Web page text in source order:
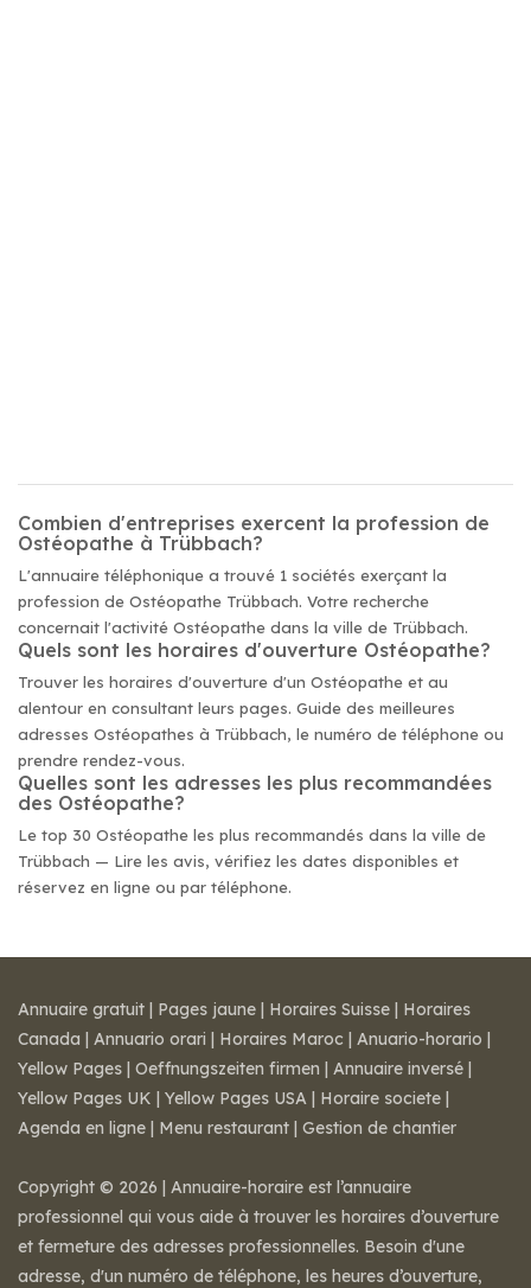
Combien d'entreprises exercent la profession de
Ostéopathe à Trübbach?
L'annuaire téléphonique a trouvé 1 sociétés exerçant la
profession de Ostéopathe Trübbach. Votre recherche
concernait l'activité Ostéopathe dans la ville de Trübbach.
Quels sont les horaires d'ouverture Ostéopathe?
Trouver les horaires d'ouverture d'un Ostéopathe et au
alentour en consultant leurs pages. Guide des meilleures
adresses Ostéopathes à Trübbach, le numéro de téléphone ou
prendre rendez-vous.
Quelles sont les adresses les plus recommandées
des Ostéopathe?
Le top 30 Ostéopathe les plus recommandés dans la ville de
Trübbach — Lire les avis, vérifiez les dates disponibles et
réservez en ligne ou par téléphone.
Annuaire gratuit | Pages jaune | Horaires Suisse | Horaires
Canada | Annuario orari | Horaires Maroc | Anuario-horario |
Yellow Pages | Oeffnungszeiten firmen | Annuaire inversé |
Yellow Pages UK | Yellow Pages USA | Horaire societe |
Agenda en ligne | Menu restaurant | Gestion de chantier
Copyright © 2026 | Annuaire-horaire est l’annuaire
professionnel qui vous aide à trouver les horaires d’ouverture
et fermeture des adresses professionnelles. Besoin d'une
adresse, d'un numéro de téléphone, les heures d’ouverture,